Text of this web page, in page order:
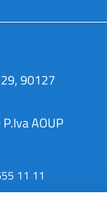
90127
AOUP
11 11